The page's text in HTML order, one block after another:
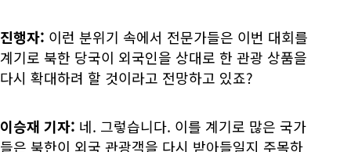
진행자: 이런 분위기 속에서 전문가들은 이번 대회를
계기로 북한 당국이 외국인을 상대로 한 관광 상품을
다시 확대하려 할 것이라고 전망하고 있죠?
이승재 기자: 네. 그렇습니다. 이를 계기로 많은 국가
들은 북한이 외국 관광객을 다시 받아들일지 주목하